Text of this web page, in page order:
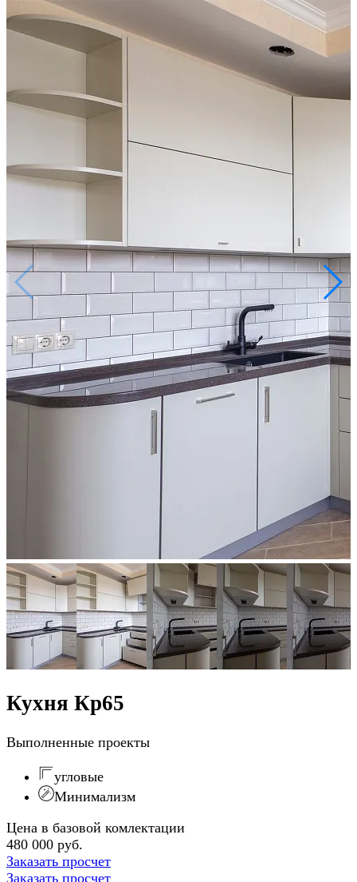
Кухня Кр65
Выполненные проекты
угловые
Минимализм
Цена в базовой комлектации
480 000 руб.
Заказать просчет
Заказать просчет